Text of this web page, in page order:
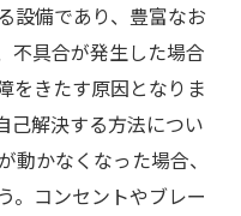
設備であり、豊富なお
不具合が発生した場合
をきたす原因となりま
己解決する方法につい
動かなくなった場合、
。コンセントやブレー